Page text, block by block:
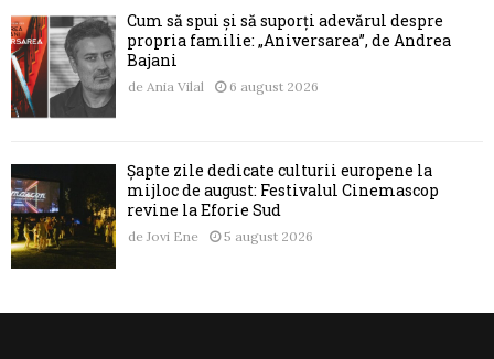
Cum să spui și să suporți adevărul despre
propria familie: „Aniversarea”, de Andrea
Bajani
de Ania Vilal 6 august 2026
Șapte zile dedicate culturii europene la
mijloc de august: Festivalul Cinemascop
revine la Eforie Sud
de Jovi Ene 5 august 2026